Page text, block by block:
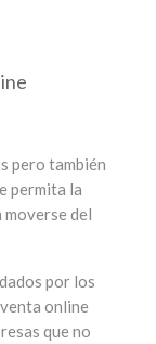
pero también
permita la
del
por los
online
que no